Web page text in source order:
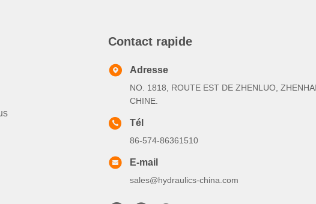
Contact rapide
Adresse
NO. 1818, ROUTE EST DE ZHENLUO,
CHINE.
Tél
86-574-86361510
E-mail
sales@hydraulics-china.com